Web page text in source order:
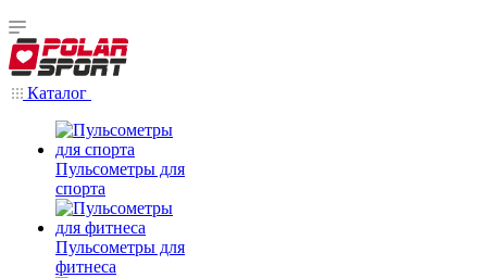
Каталог
Пульсометры для
спорта
Пульсометры для
фитнеса